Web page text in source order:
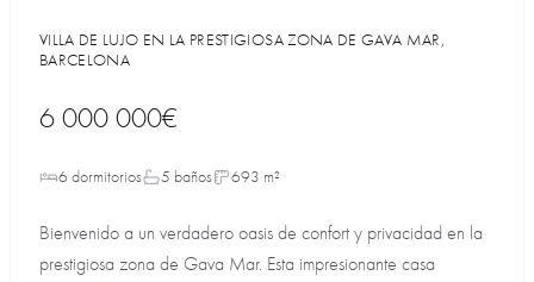
VILLA DE LUJO EN LA PRESTIGIOSA ZONA DE GAVA MAR,
BARCELONA
6 000 000€
6 dormitorios 5 baños 693 m²
Bienvenido a un verdadero oasis de confort y privacidad en la
prestigiosa zona de Gava Mar. Esta impresionante casa